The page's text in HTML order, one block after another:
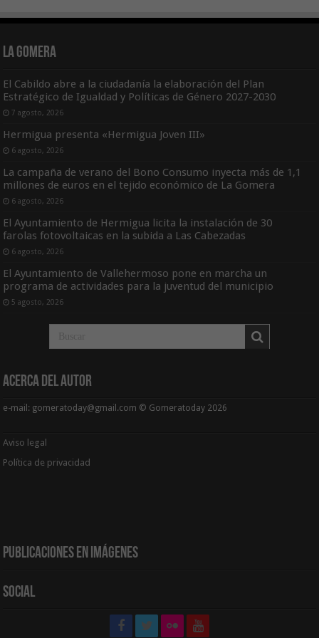
La Gomera
El Cabildo abre a la ciudadanía la elaboración del Plan
Estratégico de Igualdad y Políticas de Género 2027-2030
7 agosto, 2026
Hermigua presenta «Hermigua Joven III»
6 agosto, 2026
La campaña de verano del Bono Consumo inyecta más de 1,1
millones de euros en el tejido económico de La Gomera
6 agosto, 2026
El Ayuntamiento de Hermigua licita la instalación de 30
farolas fotovoltaicas en la subida a Las Cabezadas
6 agosto, 2026
El Ayuntamiento de Vallehermoso pone en marcha un
programa de actividades para la juventud del municipio
5 agosto, 2026
Acerca del Autor
e-mail: gomeratoday@gmail.com © Gomeratoday 2026
Aviso legal
Política de privacidad
Publicaciones en Imágenes
Social